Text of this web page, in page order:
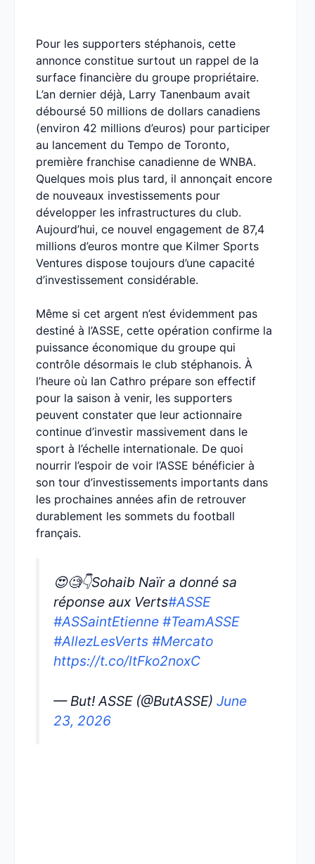
Pour les supporters stéphanois, cette
annonce constitue surtout un rappel de la
surface financière du groupe propriétaire.
L’an dernier déjà, Larry Tanenbaum avait
déboursé 50 millions de dollars canadiens
(environ 42 millions d’euros) pour participer
au lancement du Tempo de Toronto,
première franchise canadienne de WNBA.
Quelques mois plus tard, il annonçait encore
de nouveaux investissements pour
développer les infrastructures du club.
Aujourd’hui, ce nouvel engagement de 87,4
millions d’euros montre que Kilmer Sports
Ventures dispose toujours d’une capacité
d’investissement considérable.
Même si cet argent n’est évidemment pas
destiné à l’ASSE, cette opération confirme la
puissance économique du groupe qui
contrôle désormais le club stéphanois. À
l’heure où Ian Cathro prépare son effectif
pour la saison à venir, les supporters
peuvent constater que leur actionnaire
continue d’investir massivement dans le
sport à l’échelle internationale. De quoi
nourrir l’espoir de voir l’ASSE bénéficier à
son tour d’investissements importants dans
les prochaines années afin de retrouver
durablement les sommets du football
français.
😍🧐👇Sohaib Naïr a donné sa
réponse aux Verts#ASSE
#ASSaintEtienne #TeamASSE
#AllezLesVerts #Mercato
https://t.co/ltFko2noxC
— But! ASSE (@ButASSE) June
23, 2026